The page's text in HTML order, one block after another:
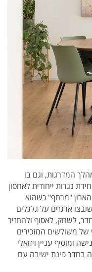
המדרגות, וגם בו
נגרות ייחודית לאחסון
הארון "מרחף" כשהוא
ארגזים על גלגלים
לשחק, לאסוף ולהחזיר
של משולשים המזכירים
עניין ויזואלי
בחדר פינת ישיבה עם